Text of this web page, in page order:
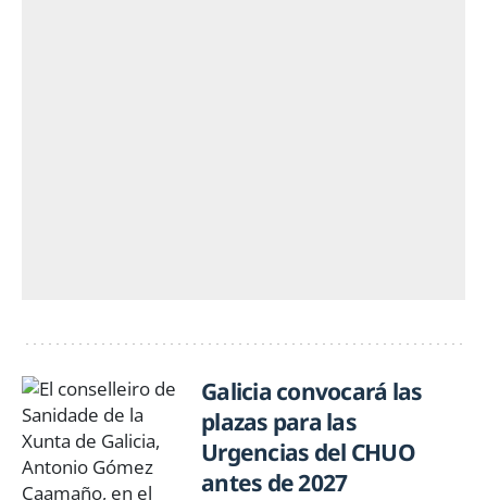
Galicia convocará las
plazas para las
Urgencias del CHUO
antes de 2027